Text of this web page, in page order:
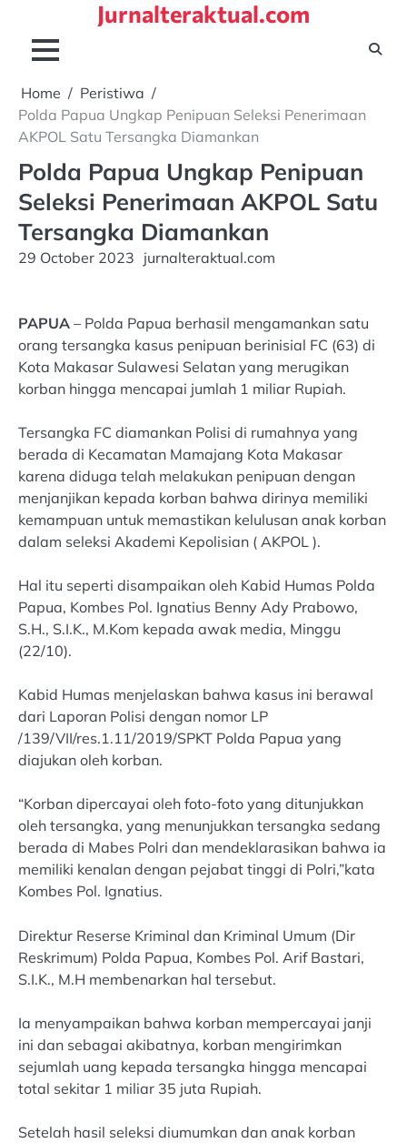
content
Jurnalteraktual.com
Home
Peristiwa
Polda Papua Ungkap Penipuan Seleksi Penerimaan
AKPOL Satu Tersangka Diamankan
Polda Papua Ungkap Penipuan
Seleksi Penerimaan AKPOL Satu
Tersangka Diamankan
29 October 2023 jurnalteraktual.com
PAPUA – Polda Papua berhasil mengamankan satu
orang tersangka kasus penipuan berinisial FC (63) di
Kota Makasar Sulawesi Selatan yang merugikan
korban hingga mencapai jumlah 1 miliar Rupiah.
Tersangka FC diamankan Polisi di rumahnya yang
berada di Kecamatan Mamajang Kota Makasar
karena diduga telah melakukan penipuan dengan
menjanjikan kepada korban bahwa dirinya memiliki
kemampuan untuk memastikan kelulusan anak korban
dalam seleksi Akademi Kepolisian ( AKPOL ).
Hal itu seperti disampaikan oleh Kabid Humas Polda
Papua, Kombes Pol. Ignatius Benny Ady Prabowo,
S.H., S.I.K., M.Kom kepada awak media, Minggu
(22/10).
Kabid Humas menjelaskan bahwa kasus ini berawal
dari Laporan Polisi dengan nomor LP
/139/VII/res.1.11/2019/SPKT Polda Papua yang
diajukan oleh korban.
“Korban dipercayai oleh foto-foto yang ditunjukkan
oleh tersangka, yang menunjukkan tersangka sedang
berada di Mabes Polri dan mendeklarasikan bahwa ia
memiliki kenalan dengan pejabat tinggi di Polri,”kata
Kombes Pol. Ignatius.
Direktur Reserse Kriminal dan Kriminal Umum (Dir
Reskrimum) Polda Papua, Kombes Pol. Arif Bastari,
S.I.K., M.H membenarkan hal tersebut.
Ia menyampaikan bahwa korban mempercayai janji
ini dan sebagai akibatnya, korban mengirimkan
sejumlah uang kepada tersangka hingga mencapai
total sekitar 1 miliar 35 juta Rupiah.
Setelah hasil seleksi diumumkan dan anak korban